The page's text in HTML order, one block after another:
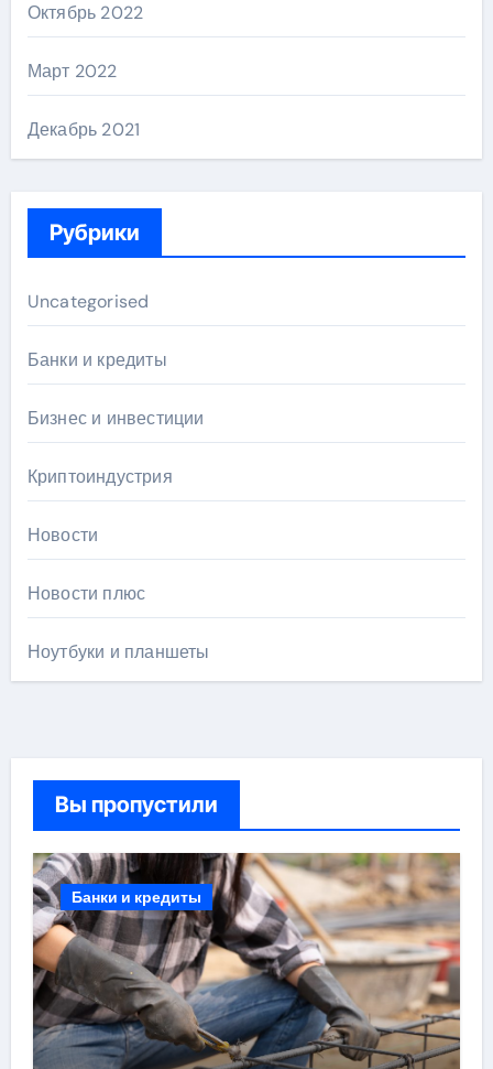
Октябрь 2022
Март 2022
Декабрь 2021
Рубрики
Uncategorised
Банки и кредиты
Бизнес и инвестиции
Криптоиндустрия
Новости
Новости плюс
Ноутбуки и планшеты
Вы пропустили
Банки и кредиты